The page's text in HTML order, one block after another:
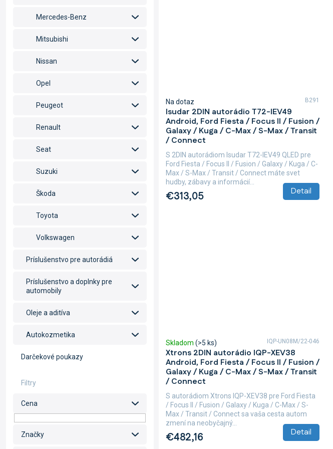
Mercedes-Benz
Mitsubishi
Nissan
Opel
Peugeot
Renault
Seat
Suzuki
Škoda
Toyota
Volkswagen
Príslušenstvo pre autorádiá
Príslušenstvo a doplnky pre
automobily
Oleje a aditíva
Autokozmetika
Darčekové poukazy
Cena
Značky
Isudar 2DIN autorádio T72-IEV49
Android, Ford Fiesta / Focus II / Fusion /
Galaxy / Kuga / C-Max / S-Max / Transit
/ Connect
Na dotaz
€313,05 Detail
S 2DIN autorádiom Isudar T72-IEV49 QLED pre
Ford Fiesta / Focus II / Fusion / Galaxy / Kuga / C-
Max / S-Max / Transit / Connect máte svet
hudby, zábavy a informácií...
B291
Xtrons 2DIN autorádio IQP-XEV38
Android, Ford Fiesta / Focus II / Fusion /
Galaxy / Kuga / C-Max / S-Max / Transit
/ Connect
Skladom (>5 ks)
€482,16 Detail
S autorádiom Xtrons IQP-XEV38 pre Ford Fiesta
/ Focus II / Fusion / Galaxy / Kuga / C-Max / S-
Max / Transit / Connect sa vaša cesta autom
zmení na neobyčajný...
IQP-UN08M/22-046